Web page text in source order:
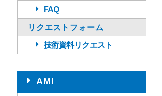
FAQ
リクエストフォーム
技術資料リクエスト
AMI